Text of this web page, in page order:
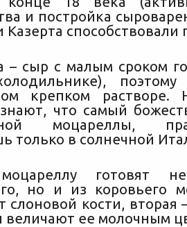
и постройка
способствовали
– сыр с малым сроком
крепком растворе.
что самый
моцареллы,
только в солнечной
готовят
но и из коровьего
слоновой кости, вторая
величают ее молочным